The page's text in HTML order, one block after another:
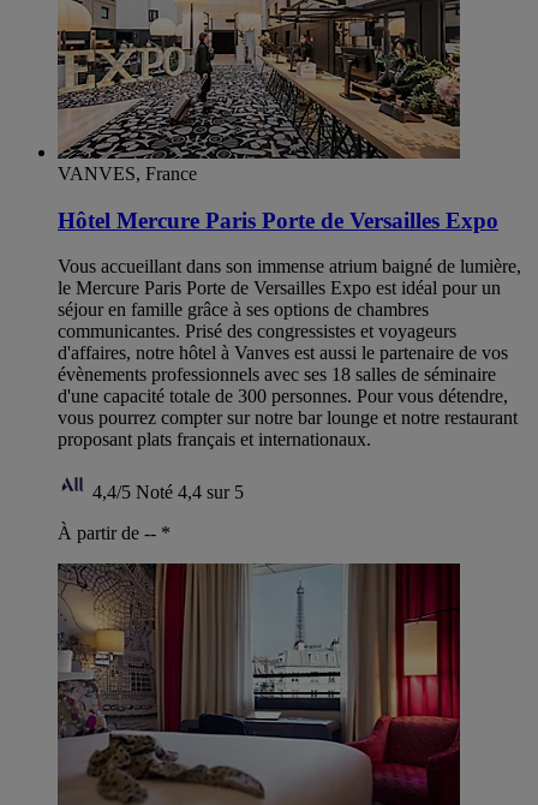
VANVES, France
Hôtel Mercure Paris Porte de Versailles Expo
Vous accueillant dans son immense atrium baigné de lumière,
le Mercure Paris Porte de Versailles Expo est idéal pour un
séjour en famille grâce à ses options de chambres
communicantes. Prisé des congressistes et voyageurs
d'affaires, notre hôtel à Vanves est aussi le partenaire de vos
évènements professionnels avec ses 18 salles de séminaire
d'une capacité totale de 300 personnes. Pour vous détendre,
vous pourrez compter sur notre bar lounge et notre restaurant
proposant plats français et internationaux.
4,4/5 Noté 4,4 sur 5
À partir de -- *